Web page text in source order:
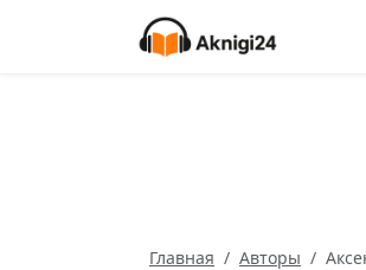
Главная Авторы